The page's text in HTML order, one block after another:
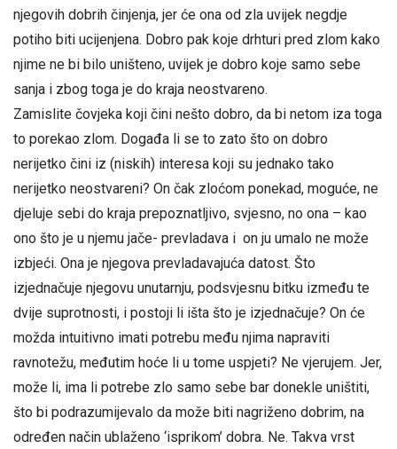
njegovih dobrih činjenja, jer će ona od zla uvijek negdje
potiho biti ucijenjena. Dobro pak koje drhturi pred zlom kako
njime ne bi bilo uništeno, uvijek je dobro koje samo sebe
sanja i zbog toga je do kraja neostvareno.
Zamislite čovjeka koji čini nešto dobro, da bi netom iza toga
to porekao zlom. Događa li se to zato što on dobro
nerijetko čini iz (niskih) interesa koji su jednako tako
nerijetko neostvareni? On čak zloćom ponekad, moguće, ne
djeluje sebi do kraja prepoznatljivo, svjesno, no ona – kao
ono što je u njemu jače- prevladava i on ju umalo ne može
izbjeći. Ona je njegova prevladavajuća datost. Što
izjednačuje njegovu unutarnju, podsvjesnu bitku između te
dvije suprotnosti, i postoji li išta što je izjednačuje? On će
možda intuitivno imati potrebu među njima napraviti
ravnotežu, međutim hoće li u tome uspjeti? Ne vjerujem. Jer,
može li, ima li potrebe zlo samo sebe bar donekle uništiti,
što bi podrazumijevalo da može biti nagriženo dobrim, na
određen način ublaženo ‘isprikom’ dobra. Ne. Takva vrst